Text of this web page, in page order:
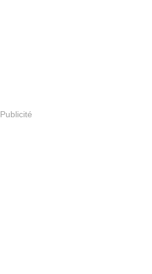
Publicité